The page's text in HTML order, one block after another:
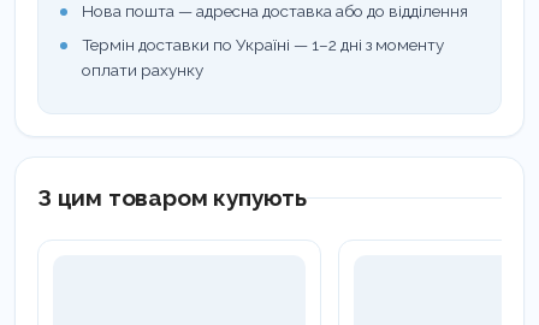
Нова пошта — адресна доставка або до відділення
Термін доставки по Україні — 1–2 дні з моменту
оплати рахунку
З цим товаром купують